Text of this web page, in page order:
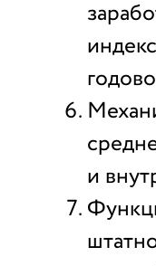
и